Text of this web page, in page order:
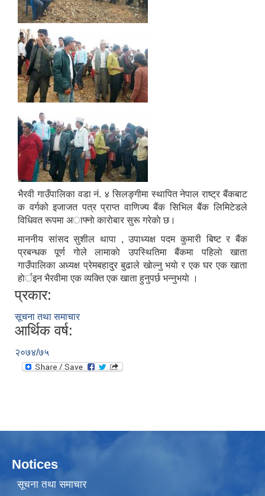
भैरवी गाउँपालिका वडा नं. ४ सिलङ्गीमा स्थापित नेपाल राष्ट्र बैंकबाट
क वर्गको इजाजत पत्र प्राप्त वाणिज्य बैंक सिभिल बैंक लिमिटेडले
विधिवत रूपमा अाफ्नाे काराेबार सुरू गरेकाे छ।
माननीय सांसद सुशील थापा , उपाध्यक्ष पदम कुमारी बिष्ट र बैंक
प्रबन्धक पूर्ण गाेले लामाकाे उपस्थितिमा बैंकमा पहिलाे खाता
गाउँपालिका अध्यक्ष प्रेमबहादुर बुढाले खाेल्नु भयाे र एक घर एक खाता
हाेर्इन भैरवीमा एक व्यक्ति एक खाता हुनुपर्छ भन्नुभयाे ।
प्रकार:
सूचना तथा समाचार
आर्थिक वर्ष:
२०७४/७५
Notices
सूचना तथा समाचार